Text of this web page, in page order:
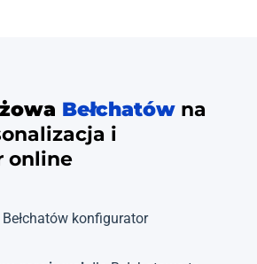
Bełchatów na
i
online